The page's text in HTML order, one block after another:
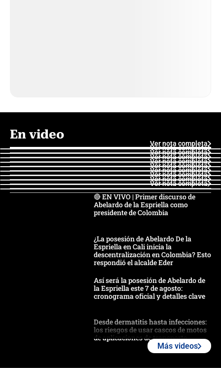
En video
Ver nota completa
Ver nota completa
Ver nota completa
Ver nota completa
Ver nota completa
Ver nota completa
Ver nota completa
Ver nota completa
Ver nota completa
Ver nota completa
🔴 EN VIVO | Primer discurso de
Abelardo de la Espriella como
presidente de Colombia
¿La posesión de Abelardo De la
Espriella en Cali inicia la
descentralización en Colombia? Esto
respondió el alcalde Eder
Así será la posesión de Abelardo de
la Espriella este 7 de agosto:
cronograma oficial y detalles clave
Desde dermatitis hasta infecciones:
los riesgos de usar cascos de motos
de aplicaciones de transporte
Más videos